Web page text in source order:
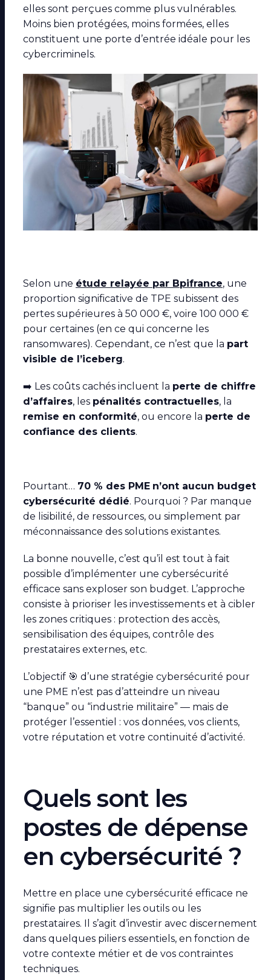
elles sont perçues comme plus vulnérables.
Moins bien protégées, moins formées, elles
constituent une porte d’entrée idéale pour les
cybercriminels.
Selon une étude relayée par Bpifrance, une
proportion significative de TPE subissent des
pertes supérieures à 50 000 €, voire 100 000 €
pour certaines (en ce qui concerne les
ransomwares). Cependant, ce n’est que la part
visible de l’iceberg.
➡️ Les coûts cachés incluent la perte de chiffre
d’affaires, les pénalités contractuelles, la
remise en conformité, ou encore la perte de
confiance des clients.
Pourtant… 70 % des PME n’ont aucun budget
cybersécurité dédié. Pourquoi ? Par manque
de lisibilité, de ressources, ou simplement par
méconnaissance des solutions existantes.
La bonne nouvelle, c’est qu’il est tout à fait
possible d’implémenter une cybersécurité
efficace sans exploser son budget. L’approche
consiste à prioriser les investissements et à cibler
les zones critiques : protection des accès,
sensibilisation des équipes, contrôle des
prestataires externes, etc.
L’objectif 🎯 d’une stratégie cybersécurité pour
une PME n’est pas d’atteindre un niveau
“banque” ou “industrie militaire” — mais de
protéger l’essentiel : vos données, vos clients,
votre réputation et votre continuité d’activité.
Quels sont les
postes de dépense
en cybersécurité ?
Mettre en place une cybersécurité efficace ne
signifie pas multiplier les outils ou les
prestataires. Il s’agit d’investir avec discernement
dans quelques piliers essentiels, en fonction de
votre contexte métier et de vos contraintes
techniques.